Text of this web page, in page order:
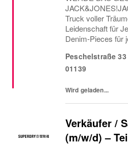
Truck voller
Leidenschaft für
Denim-Pieces für
immer an: die
schaffen ganz
Peschelstraße 33
01139
Wird geladen...
Verkäufer /
(m/w/d) –